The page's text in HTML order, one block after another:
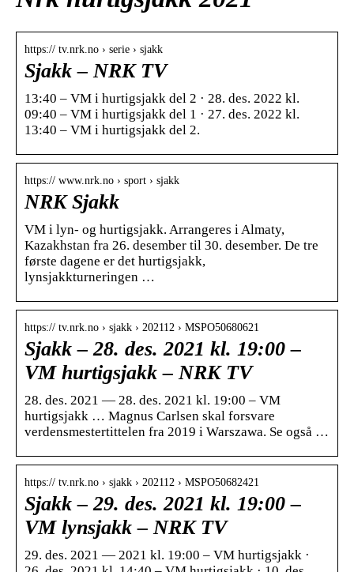
https:// tv.nrk.no › serie › sjakk
Sjakk – NRK TV
13:40 – VM i hurtigsjakk del 2 · 28. des. 2022 kl.
09:40 – VM i hurtigsjakk del 1 · 27. des. 2022 kl.
13:40 – VM i hurtigsjakk del 2.
https:// www.nrk.no › sport › sjakk
NRK Sjakk
VM i lyn- og hurtigsjakk. Arrangeres i Almaty,
Kazakhstan fra 26. desember til 30. desember. De tre
første dagene er det hurtigsjakk,
lynsjakkturneringen …
https:// tv.nrk.no › sjakk › 202112 › MSPO50680621
Sjakk – 28. des. 2021 kl. 19:00 –
VM hurtigsjakk – NRK TV
28. des. 2021 — 28. des. 2021 kl. 19:00 – VM
hurtigsjakk … Magnus Carlsen skal forsvare
verdensmestertittelen fra 2019 i Warszawa. Se også …
https:// tv.nrk.no › sjakk › 202112 › MSPO50682421
Sjakk – 29. des. 2021 kl. 19:00 –
VM lynsjakk – NRK TV
29. des. 2021 — 2021 kl. 19:00 – VM hurtigsjakk ·